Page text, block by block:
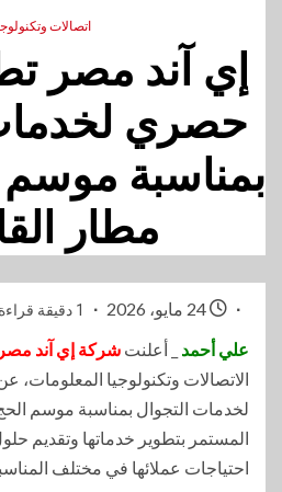
اتصالات
إي آند مصر
حصري
بمناسبة
مطار
1 دقيقة قراءة
علي أحمد _ أعلنت شركة إي آند مصر
الاتصالات وتكنولوجيا
لخدمات التجوال بمناسبة موسم
المستمر بتطوير خدماتها وتقديم
احتياجات عملائها في مختلف